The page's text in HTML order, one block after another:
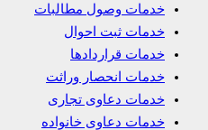
خدمات وصول مطالبات
خدمات ثبت احوال
خدمات قراردادها
خدمات انحصار وراثت
خدمات دعاوی تجاری
خدمات دعاوی خانواده